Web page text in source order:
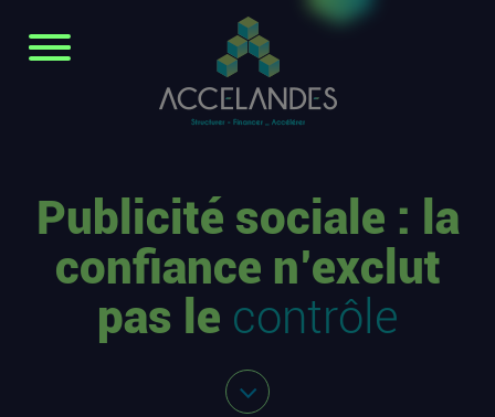
Publicité sociale : la
confiance n’exclut
pas le contrôle